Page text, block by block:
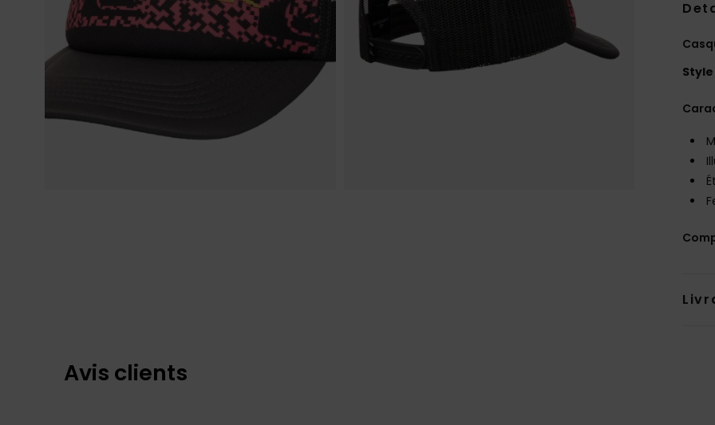
Style
Avis clients